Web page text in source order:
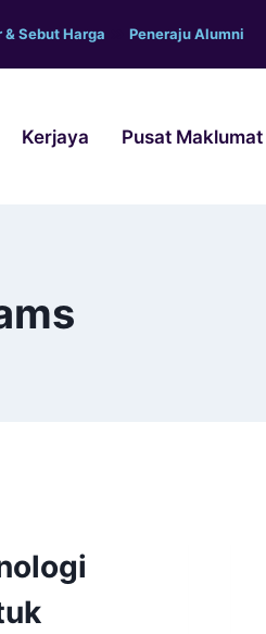
Sebut Harga Peneraju Alumni
Kerjaya Pusat Maklumat